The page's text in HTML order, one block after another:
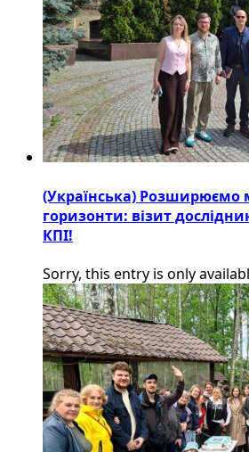
(Українська) Розширюємо
горизонти: візит
КПІ!
Sorry, this entry is only